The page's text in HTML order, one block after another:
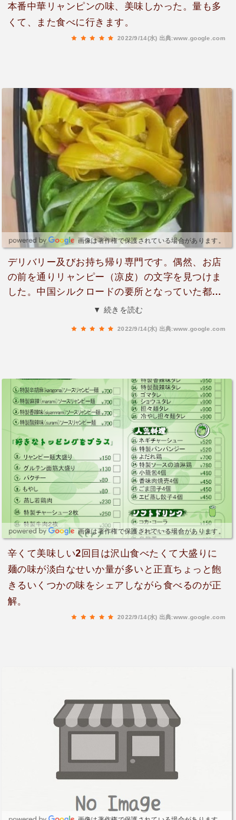
本番中華リャンピンの味、美味しかった。量も多
くて、また食べに行きます。
2022/9/14(水) 出典:www.google.com
画像は著作権で保護されている場合があります。
デリバリー及びお持ち帰り専門です。偶然、お店
の前を通りリャンピー（凉皮）の文字を見つけま
した。中国シルクロードの要所となっていた都市
で数年仕事をしていました。その時に蘭州牛肉麺
感も、向こうでよく食べたものと一緒です。美味
しくいただきました。蘭州牛肉麺は日本でも食べ
られる場所が増えてきましたが、日本でリャンピ
ーを食べられるお店は貴重です。香辛料がお好き
な方や、東南アジア系エスニック料理がお好きな
方には、この“特製香辣味ソースリャンピー麺”が
特にお勧めです。辛く無いメニューも、ありま
す。
▼ 続きを読む
2022/9/14(水) 出典:www.google.com
画像は著作権で保護されている場合があります。
辛くて美味しい2回目は沢山食べたくて大盛りに
麺の味が淡白なせいか量が多いと正直ちょっと飽
きるいくつかの味をシェアしながら食べるのが正
解。
2022/9/14(水) 出典:www.google.com